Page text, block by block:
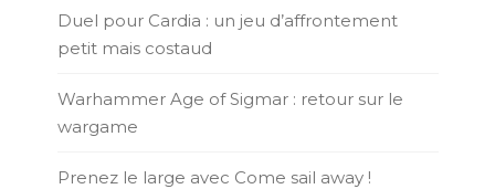
Duel pour Cardia : un jeu d’affrontement
petit mais costaud
Warhammer Age of Sigmar : retour sur le
wargame
Prenez le large avec Come sail away !